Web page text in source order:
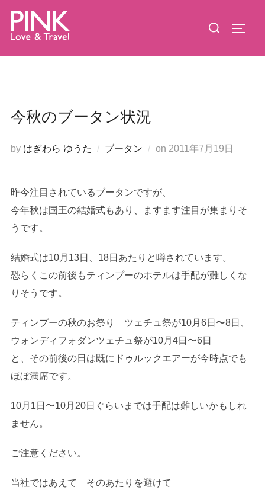
ン
検
対
今秋のブータン状況
by はぎわら ゆうた ブータン on 投
2011年7月19日
昨今注目されているブータンですが、
今年秋は国王の結婚式もあり、ますます注目が集まりそ
うです。
結婚式は10月13日、18日あたりと噂されています。
恐らくこの前後もティンプーのホテルは手配が難しくな
りそうです。
ティンプーの秋のお祭り ツェチュ祭が10月6日〜8日、
ウォンディフォダンツェチュ祭が10月4日〜6日
と、その前後の日は既にドゥルックエアーが今時点でも
ほぼ満席です。
10月1日〜10月20日ぐらいまでは手配は難しいかもしれ
ません。
ご注意ください。
当社ではあえて そのあたりを避けて